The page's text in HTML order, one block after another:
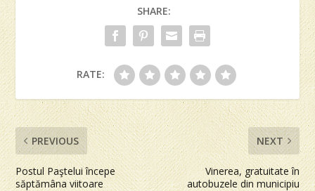
SHARE:
RATE:
PREVIOUS
Postul Paştelui începe
săptămâna viitoare
NEXT
Vinerea, gratuitate în
autobuzele din municipiu